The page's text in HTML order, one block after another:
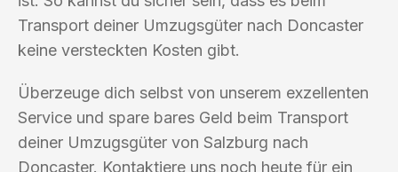
Transport deiner Umzugsgüter nach Doncaster
keine versteckten Kosten gibt.
Überzeuge dich selbst von unserem exzellenten
Service und spare bares Geld beim Transport
deiner Umzugsgüter von Salzburg nach
Doncaster. Kontaktiere uns noch heute für ein